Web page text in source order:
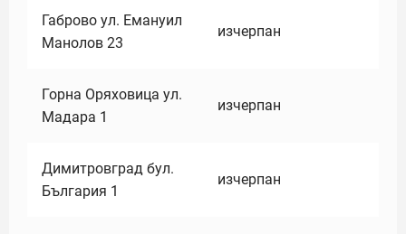
Габрово ул. Емануил
Манолов 23
изчерпан
Горна Оряховица ул.
Мадара 1
изчерпан
Димитровград бул.
България 1
изчерпан